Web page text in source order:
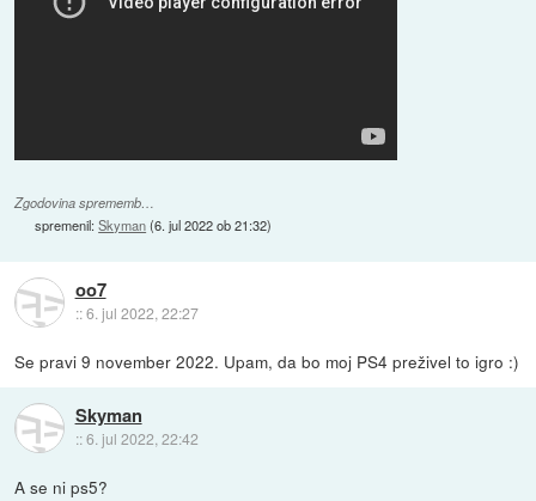
Zgodovina sprememb…
spremenil:Skyman(6. jul 2022 ob 21:32)
oo7
::6. jul 2022, 22:27
Se pravi 9 november 2022. Upam, da bo moj PS4 preživel to igro :)
Skyman
::6. jul 2022, 22:42
A se ni ps5?